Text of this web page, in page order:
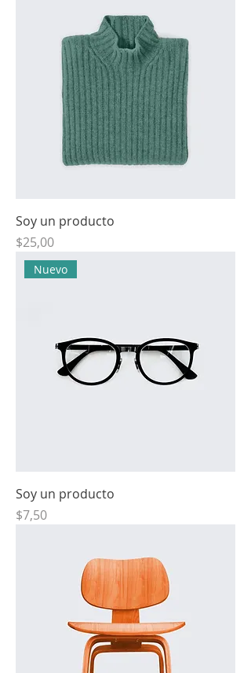
Soy un producto
Precio
$25,00
Nuevo
Soy un producto
Precio
$7,50